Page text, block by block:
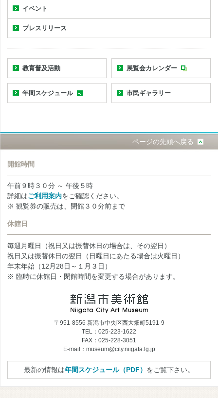
イベント
プレスリリース
教育普及活動 展覧会カレンダー
年間スケジュール 市民ギャラリー
ページの先頭へ戻る
開館時間
午前９時３０分 ～ 午後５時
詳細はご利用案内をご確認ください。
※ 観覧券の販売は、閉館３０分前まで
休館日
毎週月曜日（祝日又は振替休日の場合は、その翌日）
祝日又は振替休日の翌日（日曜日にあたる場合は火曜日）
年末年始（12月28日～１月３日）
※ 臨時に休館日・閉館時間を変更する場合があります。
〒951-8556 新潟市中央区西大畑町5191-9
TEL：025-223-1622
FAX：025-228-3051
E-mail：museum@city.niigata.lg.jp
最新の情報は年間スケジュール（PDF） をご覧下さい。